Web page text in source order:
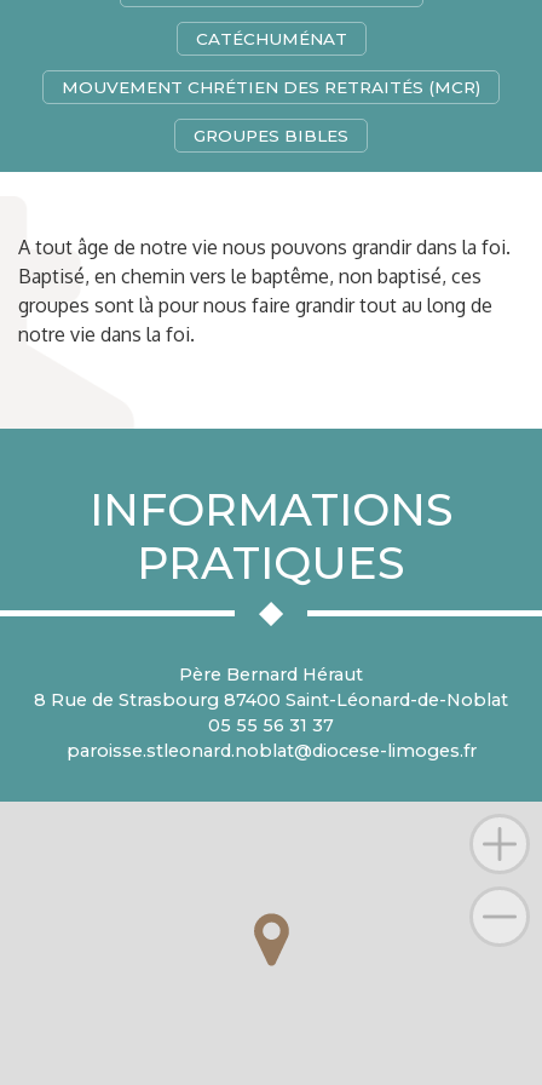
CATÉCHUMÉNAT
MOUVEMENT CHRÉTIEN DES RETRAITÉS (MCR)
GROUPES BIBLES
A tout âge de notre vie nous pouvons grandir dans la foi.
Baptisé, en chemin vers le baptême, non baptisé, ces
groupes sont là pour nous faire grandir tout au long de
notre vie dans la foi.
INFORMATIONS
PRATIQUES
Père Bernard Héraut
8 Rue de Strasbourg 87400 Saint-Léonard-de-Noblat
05 55 56 31 37
paroisse.stleonard.noblat@diocese-limoges.fr